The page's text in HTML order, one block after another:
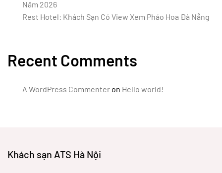
Năm 2026
Rest Hotel: Khách Sạn Có View Xem Pháo Hoa Đà Nẵng
Recent Comments
A WordPress Commenter on Hello world!
Khách sạn ATS Hà Nội